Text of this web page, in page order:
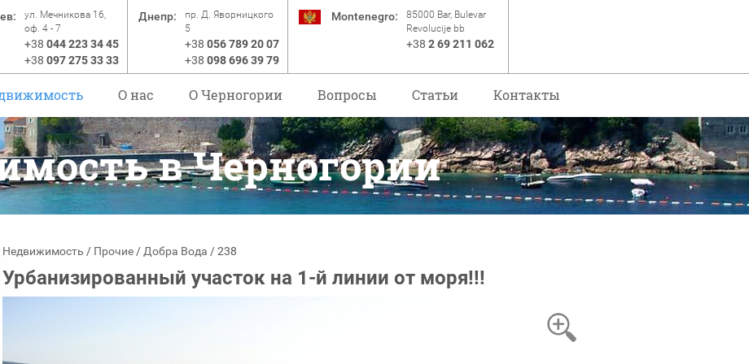
ул. Мечникова 16,
оф. 4 - 7
+38 044 223 34 45
+38 097 275 33 33
Днепр:
пр. Д. Яворницкого
5
+38 056 789 20 07
+38 098 696 39 79
Montenegro:
85000 Bar, Bulevar
Revolucije bb
+38 2 69 211 062
О нас O Черногории Вопросы Статьи Контакты
в Черногории
Недвижимость / Прочие / Добра Вода /238
Урбанизированный участок на 1-й линии от моря!!!